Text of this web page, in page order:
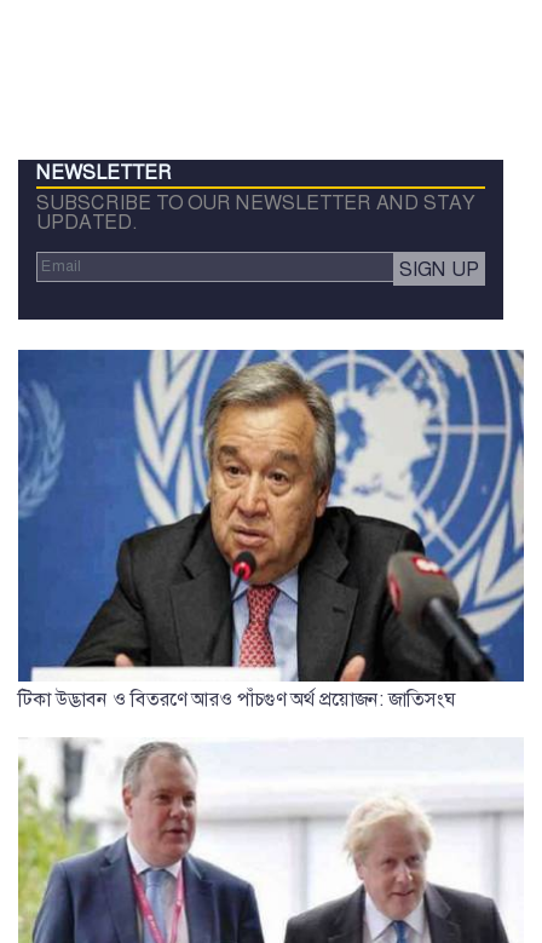
NEWSLETTER
SUBSCRIBE TO OUR NEWSLETTER AND STAY
UPDATED.
টিকা উদ্ভাবন ও বিতরণে আরও পাঁচগুণ অর্থ প্রয়োজন: জাতিসংঘ